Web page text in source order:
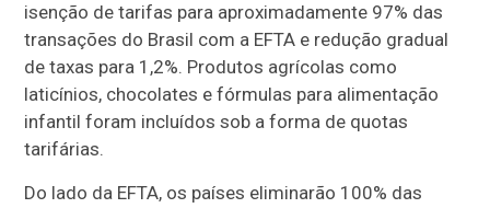
isenção de tarifas para aproximadamente 97% das
transações do Brasil com a EFTA e redução gradual
de taxas para 1,2%. Produtos agrícolas como
laticínios, chocolates e fórmulas para alimentação
infantil foram incluídos sob a forma de quotas
tarifárias.
Do lado da EFTA, os países eliminarão 100% das